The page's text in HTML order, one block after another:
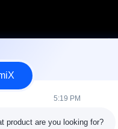
van batterijpakketten
humanoïde robots.
5:19 PM
product are you looking for?